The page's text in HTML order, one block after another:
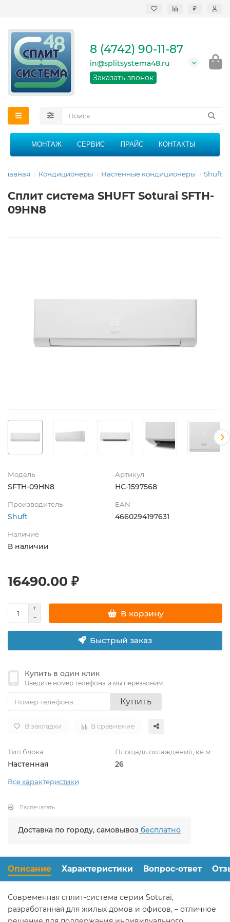
₽
кондиционеров в
области
График работы: 9:00 -
21:00 без перерыва и
8 (4742) 90-11-87
in@splitsystema48.ru
Заказать звонок
МОНТАЖ СЕРВИС ПРАЙС КОНТАКТЫ
Главная Кондиционеры Настенные кондиционеры Shuft
Сплит система SHUFT Soturai SFTH-
09HN8
Модель
SFTH-09HN8
Артикул
НС-1597568
Производитель
Shuft
EAN
4660294197631
Наличие
В наличии
16490.00 ₽
В корзину
Быстрый заказ
Купить в один клик
Введите номер телефона и мы перезвоним
Купить
В закладки В сравнение
Тип блока
Настенная
Площадь охлаждения, кв.м
26
Все характеристики
Распечатать
Доставка по городу, самовывоз бесплатно
Описание Характеристики Вопрос-ответ
Современная сплит-система серии Soturai,
разработанная для жилых домов и офисов, – отличное